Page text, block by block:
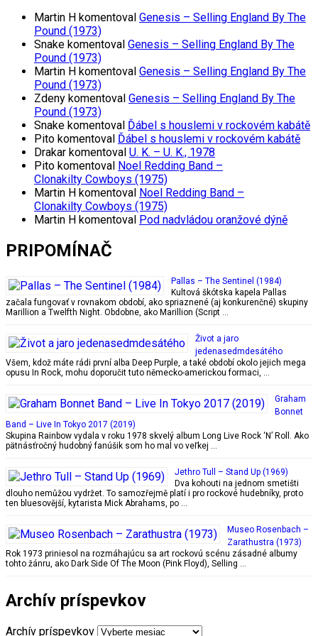
Martin H komentoval Genesis – Selling England By The
Pound (1973)
Snake komentoval Genesis – Selling England By The
Pound (1973)
Martin H komentoval Genesis – Selling England By The
Pound (1973)
Zdeny komentoval Genesis – Selling England By The
Pound (1973)
Snake komentoval Ďábel s houslemi v rockovém kabátě
Pito komentoval Ďábel s houslemi v rockovém kabátě
Drakar komentoval U. K. – U. K., 1978
Pito komentoval Noel Redding Band –
Clonakilty Cowboys (1975)
Martin H komentoval Noel Redding Band –
Clonakilty Cowboys (1975)
Martin H komentoval Pod nadvládou oranžové dýně
PRIPOMÍNAČ
Pallas – The Sentinel (1984)
Kultová škótska kapela Pallas
začala fungovať v rovnakom období, ako spriaznené (aj konkurenčné) skupiny
Marillion a Twelfth Night. Obdobne, ako Marillion (Script …
Život a jaro
jedenasedmdesátého
Všem, kdož máte rádi první alba Deep Purple, a také období okolo jejich mega
opusu In Rock, mohu doporučit tuto německo-americkou formaci, …
Graham
Bonnet
Band – Live In Tokyo 2017 (2019)
Skupina Rainbow vydala v roku 1978 skvelý album Long Live Rock ‘N’ Roll. Ako
pätnásťročný hudobný fanúšik som ho mal vo veľkej …
Jethro Tull – Stand Up (1969)
Dva kohouti na jednom smetišti
dlouho nemůžou vydržet. To samozřejmě platí i pro rockové hudebníky, proto
ten bluesovější, kytarista Mick Abrahams, po …
Museo Rosenbach –
Zarathustra (1973)
Rok 1973 priniesol na rozmáhajúcu sa art rockovú scénu zásadné albumy
tohto žánru, ako Dark Side Of The Moon (Pink Floyd), Selling …
Archív príspevkov
Archív príspevkov